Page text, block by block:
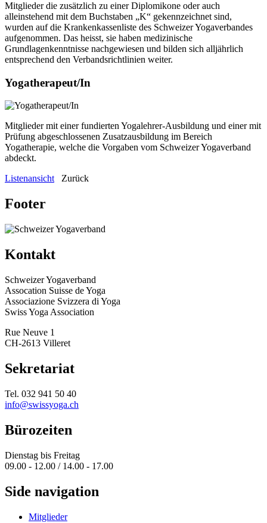
Mitglieder die zusätzlich zu einer Diplomikone oder auch
alleinstehend mit dem Buchstaben „K“ gekennzeichnet sind,
wurden auf die Krankenkassenliste des Schweizer Yogaverbandes
aufgenommen. Das heisst, sie haben medizinische
Grundlagenkenntnisse nachgewiesen und bilden sich alljährlich
entsprechend den Verbandsrichtlinien weiter.
Yogatherapeut/In
Mitglieder mit einer fundierten Yogalehrer-Ausbildung und einer mit
Prüfung abgeschlossenen Zusatzausbildung im Bereich
Yogatherapie, welche die Vorgaben vom Schweizer Yogaverband
abdeckt.
Listenansicht
Zurück
Footer
Kontakt
Schweizer Yogaverband
Assocation Suisse de Yoga
Associazione Svizzera di Yoga
Swiss Yoga Association
Rue Neuve 1
CH-2613 Villeret
Sekretariat
Tel. 032 941 50 40
info@swissyoga.ch
Bürozeiten
Dienstag bis Freitag
09.00 - 12.00 / 14.00 - 17.00
Side navigation
Mitglieder